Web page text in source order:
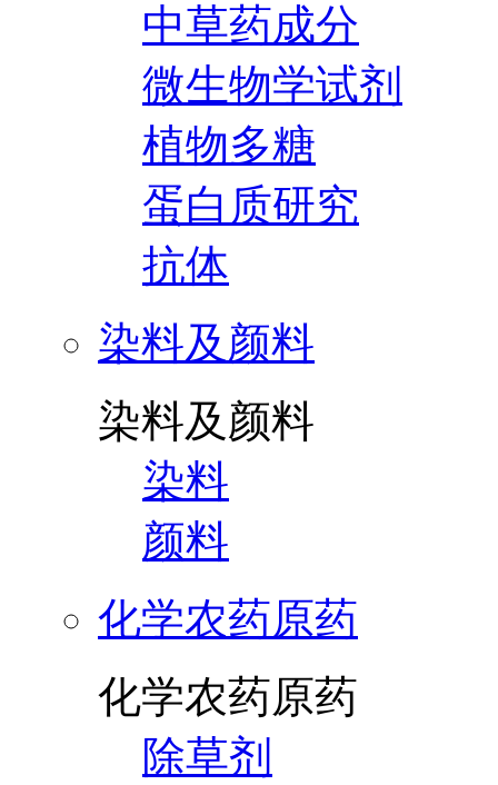
中草药成分
微生物学试剂
植物多糖
蛋白质研究
抗体
染料及颜料
染料及颜料
染料
颜料
化学农药原药
化学农药原药
除草剂